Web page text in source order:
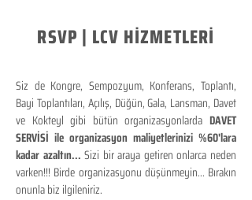
RSVP | LCV HİZMETLERİ
Siz de Kongre, Sempozyum, Konferans, Toplantı,
Bayi Toplantıları, Açılış, Düğün, Gala, Lansman, Davet
ve Kokteyl gibi bütün organizasyonlarda DAVET
SERVİSİ ile organizasyon maliyetlerinizi %60'lara
kadar azaltın...Sizi bir araya getiren onlarca neden
varken!!! Birde organizasyonu düşünmeyin... Bırakın
onunla biz ilgileniriz.